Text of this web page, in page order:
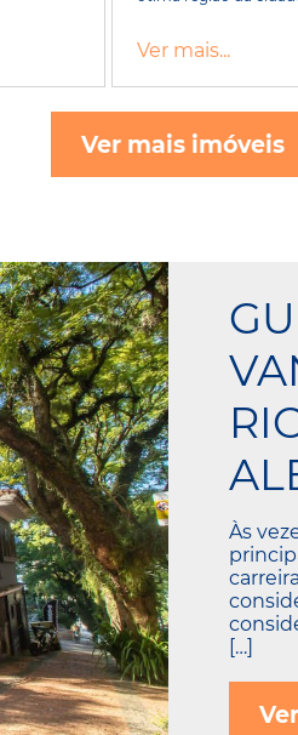
Ver mais...
Ver mais imóveis
Às
[…]